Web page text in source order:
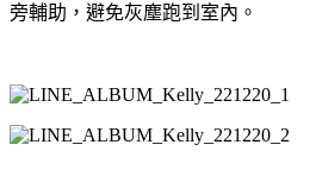
旁輔助，避免灰塵跑到室內。